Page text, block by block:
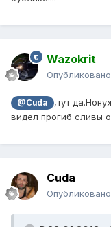
Wazokrit
Опубликовано
@Cuda
,тут
видел прогиб сливы
Cuda
Опубликовано